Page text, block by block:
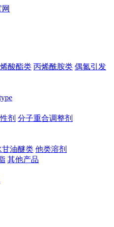
酸酯类 丙烯酰胺类 偶氮引发
剂 分子重合调整剂
甘油醚类 他类溶剂
其他产品